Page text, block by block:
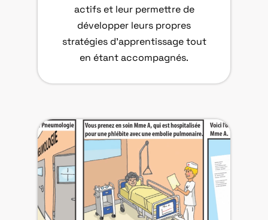
actifs et leur permettre de
développer leurs propres
stratégies d’apprentissage tout
en étant accompagnés.